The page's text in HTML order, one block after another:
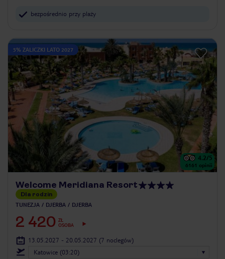
bezpośrednio przy plaży
5% ZALICZKI LATO 2027
4.2/5
6161 opinii
Welcome Meridiana Resort
Dla rodzin
TUNEZJA DJERBA DJERBA
2 420 ZŁ
OSOBA
13.05.2027 - 20.05.2027 (7 noclegów)
Katowice (03:20)